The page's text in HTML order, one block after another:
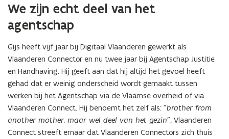
We zijn echt deel van het
agentschap
Gijs heeft vijf jaar bij Digitaal Vlaanderen gewerkt als
Vlaanderen Connector en nu twee jaar bij Agentschap Justitie
en Handhaving. Hij geeft aan dat hij altijd het gevoel heeft
gehad dat er weinig onderscheid wordt gemaakt tussen
werken bij het Agentschap via de Vlaamse overheid of via
Vlaanderen Connect. Hij benoemt het zelf als: “brother from
another mother, maar wel deel van het gezin”. Vlaanderen
Connect streeft ernaar dat Vlaanderen Connectors zich thuis